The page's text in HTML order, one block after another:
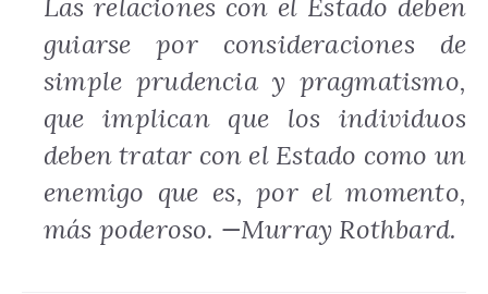
Las relaciones con el Estado deben
guiarse por consideraciones de
simple prudencia y pragmatismo,
que implican que los individuos
deben tratar con el Estado como un
enemigo que es, por el momento,
más poderoso. —Murray Rothbard.